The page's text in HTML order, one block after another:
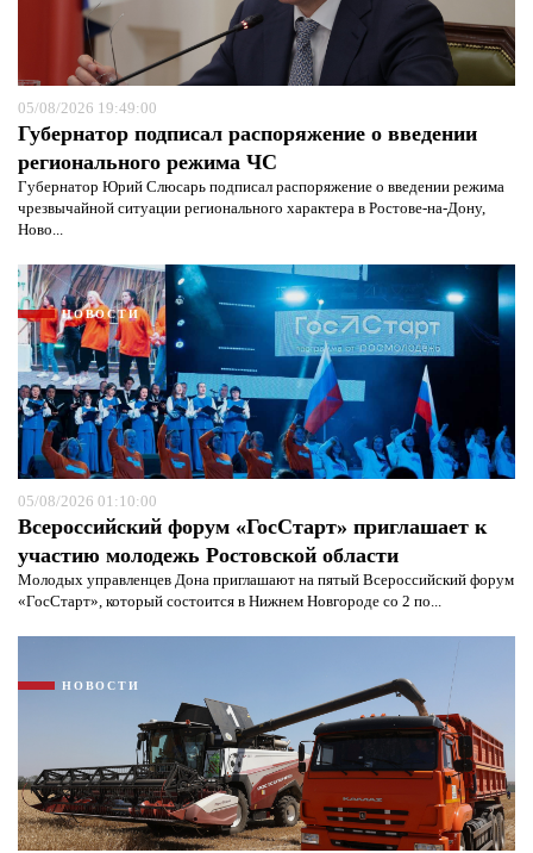
05/08/2026 19:49:00
Губернатор подписал распоряжение о введении
регионального режима ЧС
Губернатор Юрий Слюсарь подписал распоряжение о введении режима
чрезвычайной ситуации регионального характера в Ростове-на-Дону,
Ново...
НОВОСТИ
05/08/2026 01:10:00
Всероссийский форум «ГосСтарт» приглашает к
участию молодежь Ростовской области
Молодых управленцев Дона приглашают на пятый Всероссийский форум
«ГосСтарт», который состоится в Нижнем Новгороде со 2 по...
НОВОСТИ
Я согласен сполитикой конфиденциальности и
защиты информации*
Я согласен сполитикой конфиденциальности и
защиты информации*